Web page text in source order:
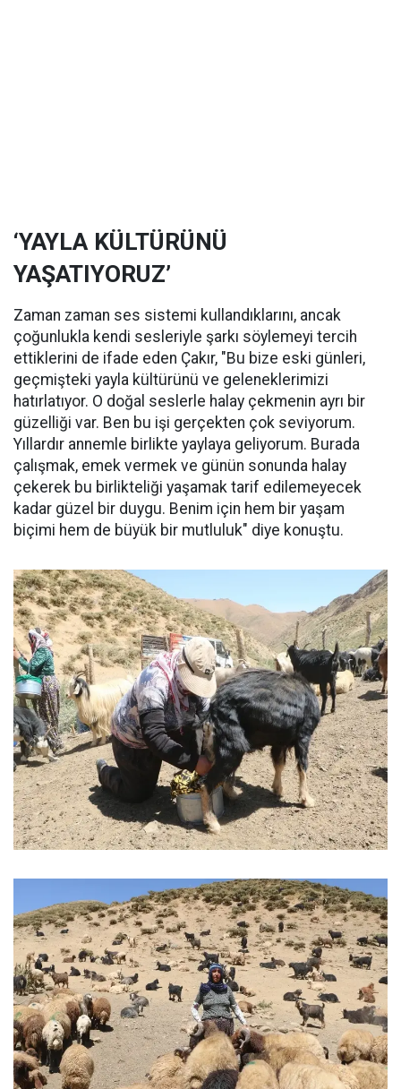
‘YAYLA KÜLTÜRÜNÜ
YAŞATIYORUZ’
Zaman zaman ses sistemi kullandıklarını, ancak
çoğunlukla kendi sesleriyle şarkı söylemeyi tercih
ettiklerini de ifade eden Çakır, "Bu bize eski günleri,
geçmişteki yayla kültürünü ve geleneklerimizi
hatırlatıyor. O doğal seslerle halay çekmenin ayrı bir
güzelliği var. Ben bu işi gerçekten çok seviyorum.
Yıllardır annemle birlikte yaylaya geliyorum. Burada
çalışmak, emek vermek ve günün sonunda halay
çekerek bu birlikteliği yaşamak tarif edilemeyecek
kadar güzel bir duygu. Benim için hem bir yaşam
biçimi hem de büyük bir mutluluk" diye konuştu.